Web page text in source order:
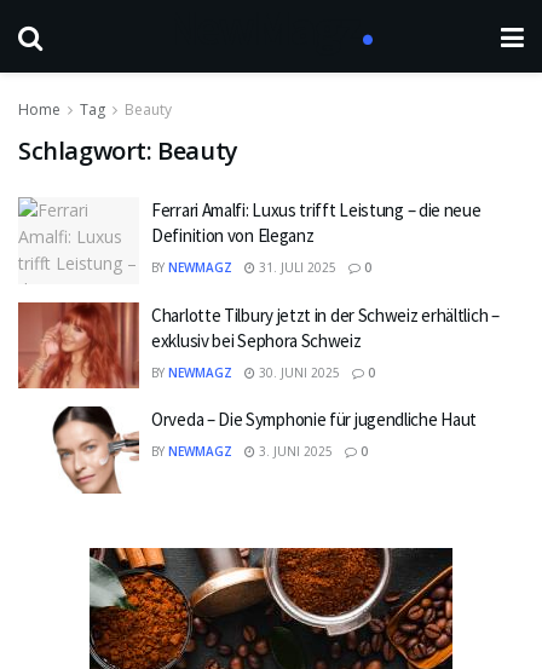
Home Tag Beauty
Schlagwort: Beauty
Ferrari Amalfi: Luxus trifft Leistung – die neue
Definition von Eleganz
BY NEWMAGZ 31. JULI 2025 0
Charlotte Tilbury jetzt in der Schweiz erhältlich –
exklusiv bei Sephora Schweiz
BY NEWMAGZ 30. JUNI 2025 0
Orveda – Die Symphonie für jugendliche Haut
BY NEWMAGZ 3. JUNI 2025 0